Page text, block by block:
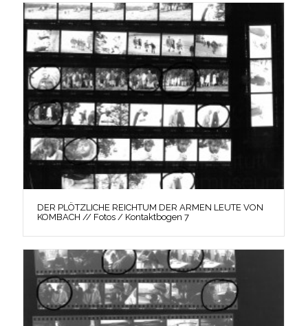
DER PLÖTZLICHE REICHTUM DER ARMEN LEUTE VON
KOMBACH // Fotos / Kontaktbogen 7